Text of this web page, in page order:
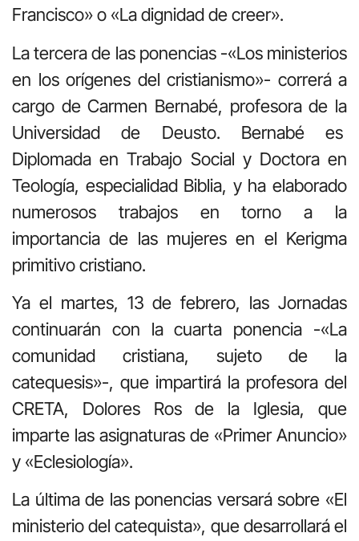
Francisco» o «La dignidad de creer».
La tercera de las ponencias -«Los ministerios
en los orígenes del cristianismo»- correrá a
cargo de Carmen Bernabé, profesora de la
Universidad de Deusto. Bernabé es
Diplomada en Trabajo Social y Doctora en
Teología, especialidad Biblia, y ha elaborado
numerosos trabajos en torno a la
importancia de las mujeres en el Kerigma
primitivo cristiano.
Ya el martes, 13 de febrero, las Jornadas
continuarán con la cuarta ponencia -«La
comunidad cristiana, sujeto de la
catequesis»-, que impartirá la profesora del
CRETA, Dolores Ros de la Iglesia, que
imparte las asignaturas de «Primer Anuncio»
y «Eclesiología».
La última de las ponencias versará sobre «El
ministerio del catequista», que desarrollará el